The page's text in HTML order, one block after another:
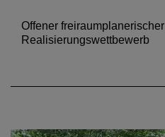
Offener freiraumplanerischer
Realisierungswettbewerb